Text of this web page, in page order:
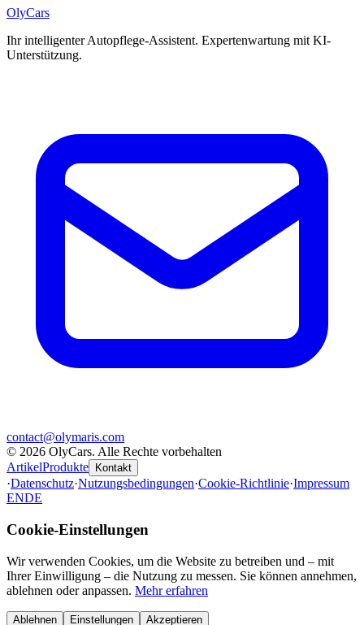
OlyCars
Ihr intelligenter Autopflege-Assistent. Expertenwartung mit KI-
Unterstützung.
contact@olymaris.com
© 2026 OlyCars. Alle Rechte vorbehalten
ArtikelProdukte Kontakt
·Datenschutz·Nutzungsbedingungen·Cookie-Richtlinie·Impressum
ENDE
Cookie-Einstellungen
Wir verwenden Cookies, um die Website zu betreiben und – mit
Ihrer Einwilligung – die Nutzung zu messen. Sie können annehmen,
ablehnen oder anpassen. Mehr erfahren
Ablehnen Einstellungen Akzeptieren